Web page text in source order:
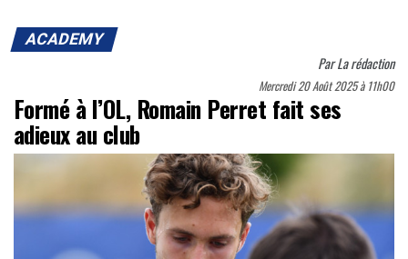
ACADEMY
ParLa rédaction
Mercredi 20 Août 2025 à 11h00
Formé à l’OL, Romain Perret fait ses
adieux au club